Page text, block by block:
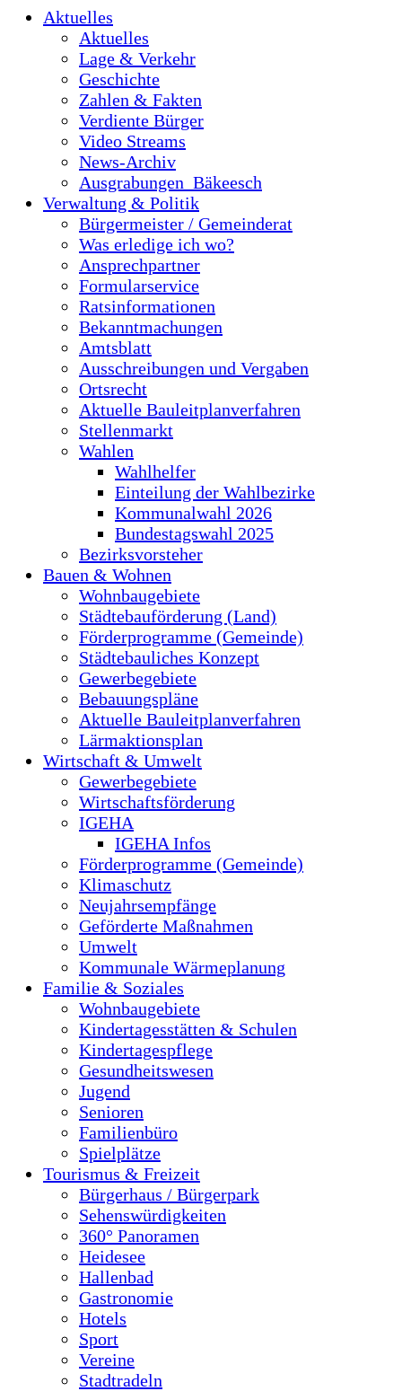
Aktuelles
Aktuelles
Lage & Verkehr
Geschichte
Zahlen & Fakten
Verdiente Bürger
Video Streams
News-Archiv
Ausgrabungen_Bäkeesch
Verwaltung & Politik
Bürgermeister / Gemeinderat
Was erledige ich wo?
Ansprechpartner
Formularservice
Ratsinformationen
Bekanntmachungen
Amtsblatt
Ausschreibungen und Vergaben
Ortsrecht
Aktuelle Bauleitplanverfahren
Stellenmarkt
Wahlen
Wahlhelfer
Einteilung der Wahlbezirke
Kommunalwahl 2026
Bundestagswahl 2025
Bezirksvorsteher
Bauen & Wohnen
Wohnbaugebiete
Städtebauförderung (Land)
Förderprogramme (Gemeinde)
Städtebauliches Konzept
Gewerbegebiete
Bebauungspläne
Aktuelle Bauleitplanverfahren
Lärmaktionsplan
Wirtschaft & Umwelt
Gewerbegebiete
Wirtschaftsförderung
IGEHA
IGEHA Infos
Förderprogramme (Gemeinde)
Klimaschutz
Neujahrsempfänge
Geförderte Maßnahmen
Umwelt
Kommunale Wärmeplanung
Familie & Soziales
Wohnbaugebiete
Kindertagesstätten & Schulen
Kindertagespflege
Gesundheitswesen
Jugend
Senioren
Familienbüro
Spielplätze
Tourismus & Freizeit
Bürgerhaus / Bürgerpark
Sehenswürdigkeiten
360° Panoramen
Heidesee
Hallenbad
Gastronomie
Hotels
Sport
Vereine
Stadtradeln